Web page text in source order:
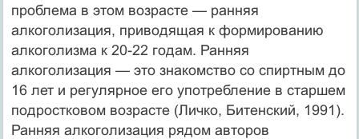
проблема в этом возрасте — ран­няя
алкоголизация, приводящая к формированию
алкоголизма к 20-22 годам. Ранняя
алкоголизация — это знакомство со спиртным до
16 лет и регулярное его употребление в старшем
подростковом возрасте (Личко, Битенский, 1991).
Ранняя алкоголизация ря­дом авторов